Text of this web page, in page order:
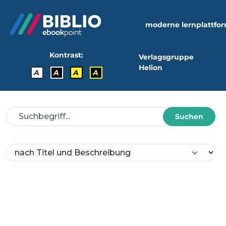
moderne
Kontrast:
A
A A A
Verlagsgruppe
Helion
Suchen